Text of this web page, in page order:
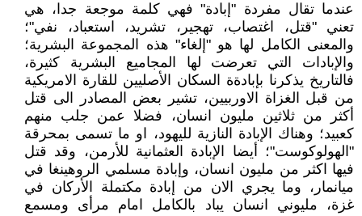
عندما تقال مفردة "إبادة" فهي كلمة موجعة جدا، هي
تعني "قتل، اغتصاب، تهجير، تشريد، استعباد، نفي"؛
والمعنى الكامل لها هو "إلغاء" هذه المجموعة البشرية؛
والإبادات التي تعرضت لها المجاميع البشرية كثيرة،
فالتاريخ يذكرنا بإبادةة السكان الأصليين للقارة الامريكية
من قبل الغزاة الاوربيين، تشير بعض المصادر الى قتل
أكثر من ثلاثين مليون انسان، فضلا عمن جلب منهم
كعبيد؛ وهناك الإبادة النازية لليهود، او ما تسمى بمحرقة
"الهولوكوست"؛ أيضا الإبادة العثمانية للأرمن، وقد قتل
فيها اكثر من مليون انسان، وإبادة مسلمي الروهينغا في
ميانمار، وما يجري الان من إبادة مكتملة الأركان في
غزة، مليوني انسان يباد بالكامل امام مرأى ومسمع